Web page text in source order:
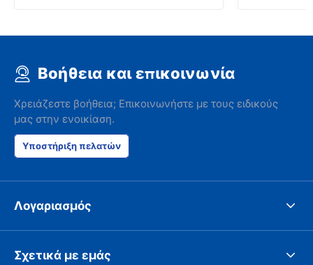
Βοήθεια και επικοινωνία
Χρειάζεστε βοήθεια; Επικοινωνήστε με τους ειδικούς
μας στην ενοικίαση.
Υποστήριξη πελατών
Λογαριασμός
Σχετικά με εμάς